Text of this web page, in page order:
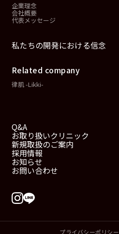
企業理念
会社概要
代表メッセージ
私たちの開発における信念
Related company
律肌 -Likki-
Q&A
お取り扱いクリニック
新規取扱のご案内
採用情報
お知らせ
お問い合わせ
プライバシーポリシー